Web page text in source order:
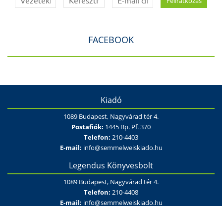
FACEBOOK
Kiadó
1089 Budapest, Nagyvárad tér 4.
Postafiók: 1445 Bp. Pf. 370
Telefon: 210-4403
E-mail: info@semmelweiskiado.hu
Legendus Könyvesbolt
1089 Budapest, Nagyvárad tér 4.
Telefon: 210-4408
E-mail: info@semmelweiskiado.hu